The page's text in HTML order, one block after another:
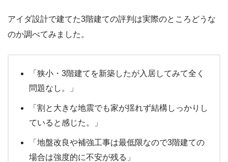
アイダ設計で建てた3階建ての評判は実際のところどうな
のか調べてみました。
「狭小・3階建てを新築したが入居してみて全く
問題なし。」
「割と大きな地震でも家が揺れず結構しっかりし
ていると感じた。」
「地盤改良や補強工事は最低限なので3階建ての
場合は強度的に不安が残る」